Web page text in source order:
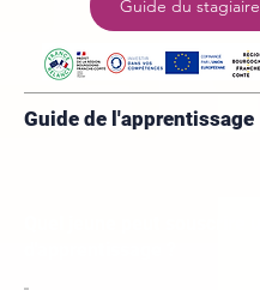
Guide du stagiaire
Guide de l'apprentissage